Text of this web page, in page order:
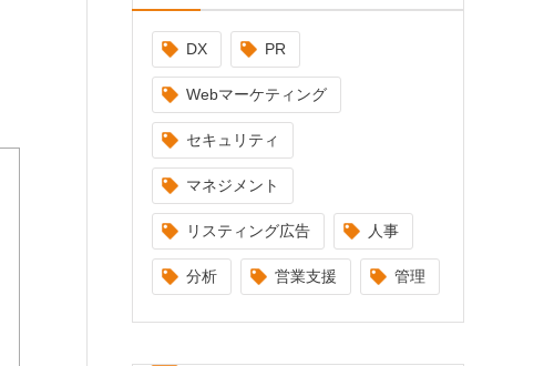
DX PR
Webマーケティング
セキュリティ
マネジメント
リスティング広告 人事
分析 営業支援 管理